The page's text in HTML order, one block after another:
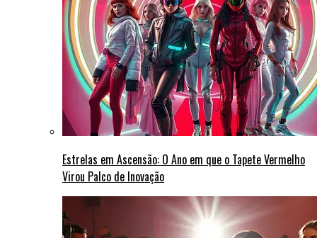
Estrelas em Ascensão: O Ano em que o Tapete Vermelho
Virou Palco de Inovação